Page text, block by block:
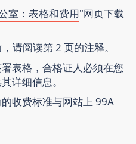
室：表格和费用"网页下载
请阅读第 2 页的注释。
表格，合格证人必须在您
详细信息。
收费标准与网站上 99A